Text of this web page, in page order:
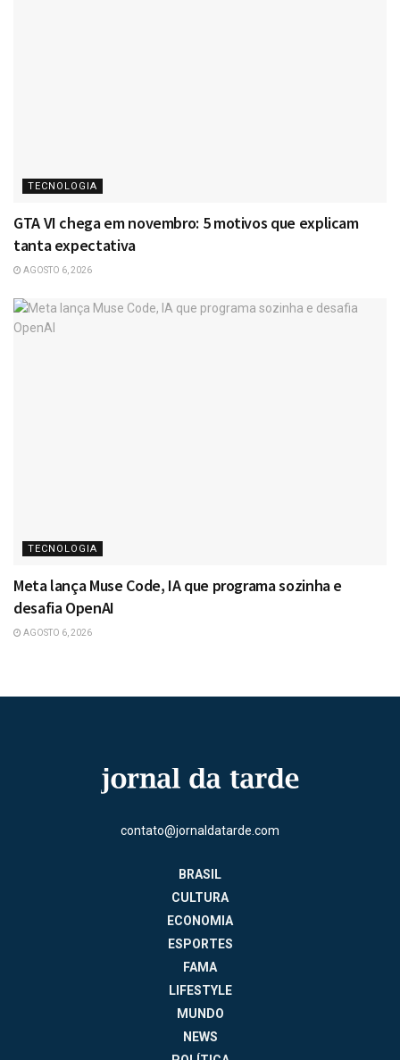
TECNOLOGIA
GTA VI chega em novembro: 5 motivos que explicam
tanta expectativa
AGOSTO 6, 2026
TECNOLOGIA
Meta lança Muse Code, IA que programa sozinha e
desafia OpenAI
AGOSTO 6, 2026
contato@jornaldatarde.com
BRASIL
CULTURA
ECONOMIA
ESPORTES
FAMA
LIFESTYLE
MUNDO
NEWS